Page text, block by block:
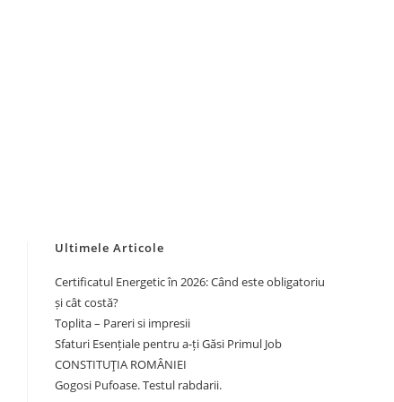
Ultimele Articole
Certificatul Energetic în 2026: Când este obligatoriu
și cât costă?
Toplita – Pareri si impresii
Sfaturi Esențiale pentru a-ți Găsi Primul Job
CONSTITUŢIA ROMÂNIEI
Gogosi Pufoase. Testul rabdarii.